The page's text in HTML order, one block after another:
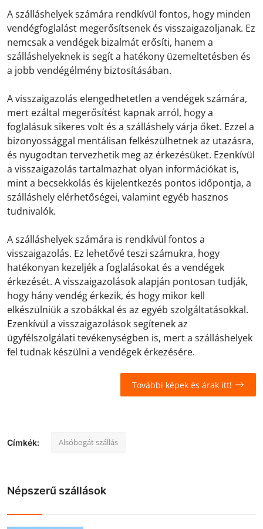
A szálláshelyek számára rendkívül fontos, hogy minden
vendégfoglalást megerősítsenek és visszaigazoljanak. Ez
nemcsak a vendégek bizalmát erősíti, hanem a
szálláshelyeknek is segít a hatékony üzemeltetésben és
a jobb vendégélmény biztosításában.
A visszaigazolás elengedhetetlen a vendégek számára,
mert ezáltal megerősítést kapnak arról, hogy a
foglalásuk sikeres volt és a szálláshely várja őket. Ezzel a
bizonyossággal mentálisan felkészülhetnek az utazásra,
és nyugodtan tervezhetik meg az érkezésüket. Ezenkívül
a visszaigazolás tartalmazhat olyan információkat is,
mint a becsekkolás és kijelentkezés pontos időpontja, a
szálláshely elérhetőségei, valamint egyéb hasznos
tudnivalók.
A szálláshelyek számára is rendkívül fontos a
visszaigazolás. Ez lehetővé teszi számukra, hogy
hatékonyan kezeljék a foglalásokat és a vendégek
érkezését. A visszaigazolások alapján pontosan tudják,
hogy hány vendég érkezik, és hogy mikor kell
elkészülniük a szobákkal és az egyéb szolgáltatásokkal.
Ezenkívül a visszaigazolások segítenek az
ügyfélszolgálati tevékenységben is, mert a szálláshelyek
fel tudnak készülni a vendégek érkezésére.
További képek és árak itt!
Címkék: Alsóbogát szállás
Népszerű szállások